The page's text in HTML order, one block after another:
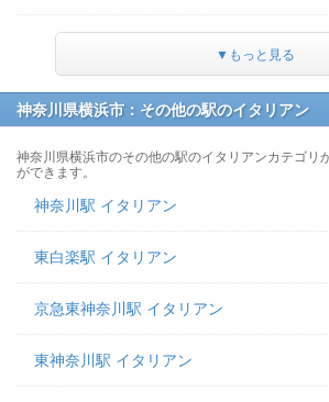
▼もっと見る
神奈川県横浜市：その他の駅のイタリアン
神奈川県横浜市のその他の駅のイタリアンカテゴリ
ができます。
神奈川駅 イタリアン
東白楽駅 イタリアン
京急東神奈川駅 イタリアン
東神奈川駅 イタリアン